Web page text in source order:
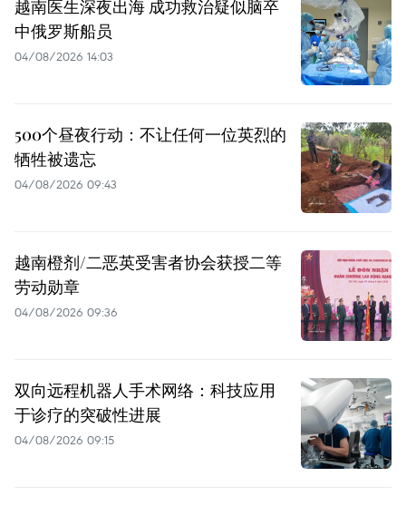
越南医生深夜出海 成功救治疑似脑卒
中俄罗斯船员
04/08/2026 14:03
500个昼夜行动：不让任何一位英烈的
牺牲被遗忘
04/08/2026 09:43
越南橙剂/二恶英受害者协会获授二等
劳动勋章
04/08/2026 09:36
双向远程机器人手术网络：科技应用
于诊疗的突破性进展
04/08/2026 09:15